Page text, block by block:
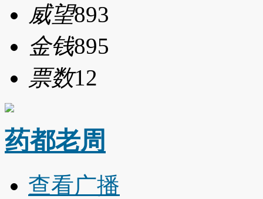
威望893
金钱895
票数12
药都老周
查看广播